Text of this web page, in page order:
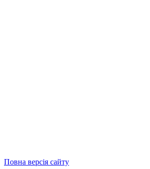
Повна версія сайту